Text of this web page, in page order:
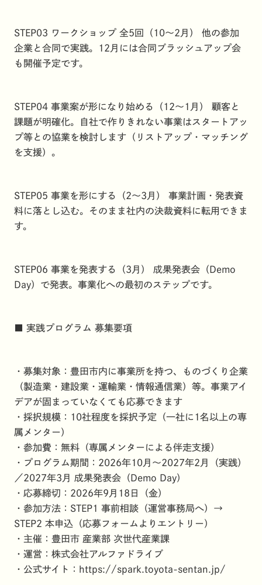
STEP03 ワークショップ 全5回（10〜2月） 他の参加
企業と合同で実践。12月には合同ブラッシュアップ会
も開催予定です。
STEP04 事業案が形になり始める（12〜1月） 顧客と
課題が明確化。自社で作りきれない事業はスタートアッ
プ等との協業を検討します（リストアップ・マッチング
を支援）。
STEP05 事業を形にする（2〜3月） 事業計画・発表資
料に落とし込む。そのまま社内の決裁資料に転用できま
す。
STEP06 事業を発表する（3月） 成果発表会（Demo
Day）で発表。事業化への最初のステップです。
■ 実践プログラム 募集要項
・募集対象：豊田市内に事業所を持つ、ものづくり企業
（製造業・建設業・運輸業・情報通信業）等。事業アイ
デアが固まっていなくても応募できます
・採択規模：10社程度を採択予定（一社に1名以上の専
属メンター）
・参加費：無料（専属メンターによる伴走支援）
・プログラム期間：2026年10月〜2027年2月（実践）
／2027年3月 成果発表会（Demo Day）
・応募締切：2026年9月18日（金）
・参加方法：STEP1 事前相談（運営事務局へ）→
STEP2 本申込（応募フォームよりエントリー）
・主催：豊田市 産業部 次世代産業課
・運営：株式会社アルファドライブ
・公式サイト： https://spark.toyota-sentan.jp/